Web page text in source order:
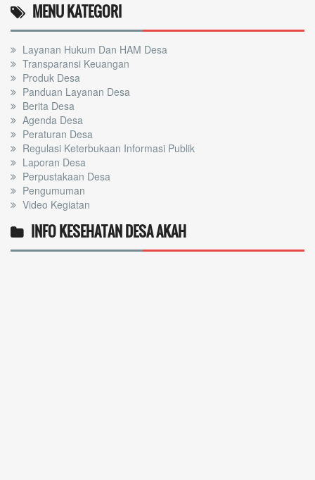
MENU KATEGORI
Layanan Hukum Dan HAM Desa
Transparansi Keuangan
Produk Desa
Panduan Layanan Desa
Berita Desa
Agenda Desa
Peraturan Desa
Regulasi Keterbukaan Informasi Publik
Laporan Desa
Perpustakaan Desa
Pengumuman
Video Kegiatan
INFO KESEHATAN DESA AKAH